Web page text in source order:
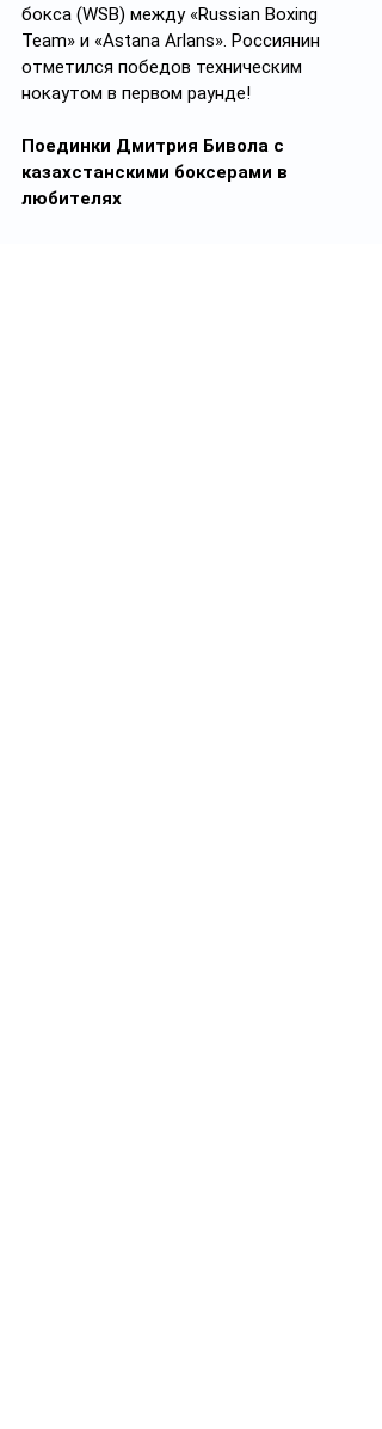
бокса (WSB) между «Russian Boxing
Team» и «Astana Arlans». Россиянин
отметился победов техническим
нокаутом в первом раунде!
Поединки Дмитрия Бивола с
казахстанскими боксерами в
любителях